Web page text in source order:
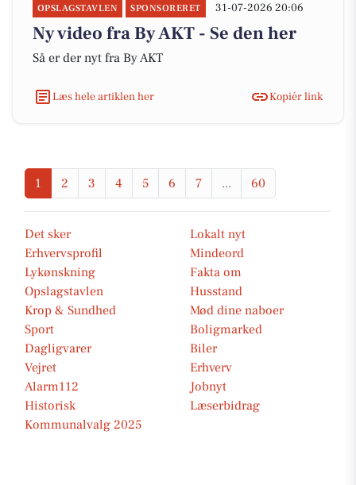
OPSLAGSTAVLEN SPONSORERET 31-07-2026 20:06
Ny video fra By AKT - Se den her
Så er der nyt fra By AKT
Læs hele artiklen her Kopiér link
1 2 3 4 5 6 7 ... 60
Det sker
Lokalt nyt
Erhvervsprofil
Mindeord
Lykønskning
Fakta om
Opslagstavlen
Husstand
Krop & Sundhed
Mød dine naboer
Sport
Boligmarked
Dagligvarer
Biler
Vejret
Erhverv
Alarm112
Jobnyt
Historisk
Læserbidrag
Kommunalvalg 2025